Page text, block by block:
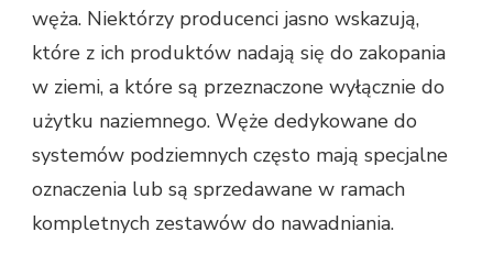
węża. Niektórzy producenci jasno wskazują,
które z ich produktów nadają się do zakopania
w ziemi, a które są przeznaczone wyłącznie do
użytku naziemnego. Węże dedykowane do
systemów podziemnych często mają specjalne
oznaczenia lub są sprzedawane w ramach
kompletnych zestawów do nawadniania.